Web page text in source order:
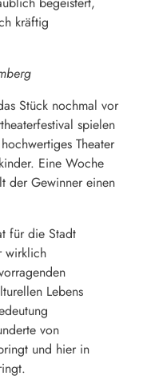
kräftig
Stück nochmal vor
spielen
Theater
Eine Woche
der Gewinner einen
für die Stadt
wirklich
Lebens
von
und hier in